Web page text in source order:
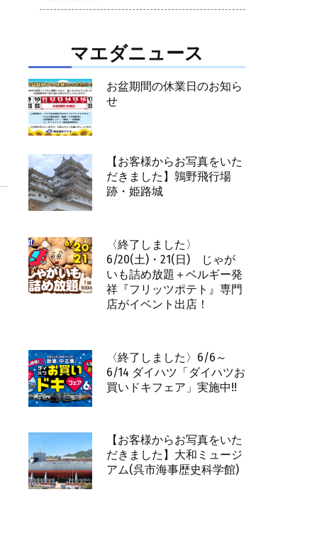
マエダニュース
お盆期間の休業日のお知ら
せ
【お客様からお写真をいた
だきました】鶉野飛行場
跡・姫路城
〈終了しました〉
6/20(土)・21(日) じゃが
いも詰め放題＋ベルギー発
祥『フリッツポテト』専門
店がイベント出店！
〈終了しました〉6/6～
6/14 ダイハツ「ダイハツお
買いドキフェア」実施中!!
【お客様からお写真をいた
だきました】大和ミュージ
アム(呉市海事歴史科学館)